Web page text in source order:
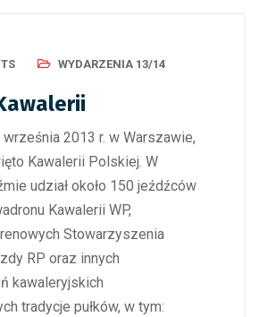
WYDARZENIA 13/14
2013 r. w Warszawie,
Kawalerii Polskiej. W
udział około 150 jeźdźców
Kawalerii WP,
Stowarzyszenia
RP oraz innych
kawaleryjskich
tradycje pułków, w tym: